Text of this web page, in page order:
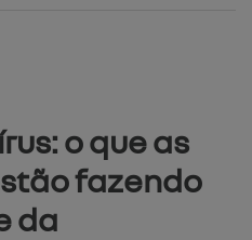
o que as
fazendo
da